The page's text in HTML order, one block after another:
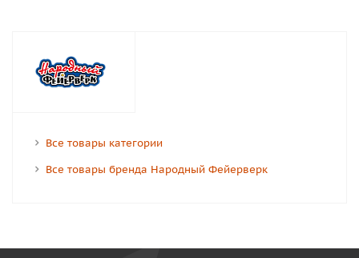
Все товары категории
Все товары бренда Народный Фейерверк